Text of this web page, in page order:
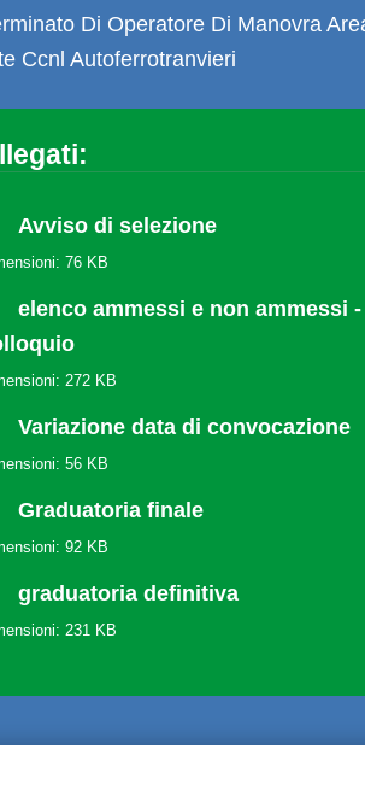
Di Operatore Di Manovra
Ccnl Autoferrotranvieri
Avviso di selezione
76 KB
elenco ammessi e non ammessi
272 KB
Variazione data di convocazione
56 KB
Graduatoria finale
92 KB
graduatoria definitiva
231 KB